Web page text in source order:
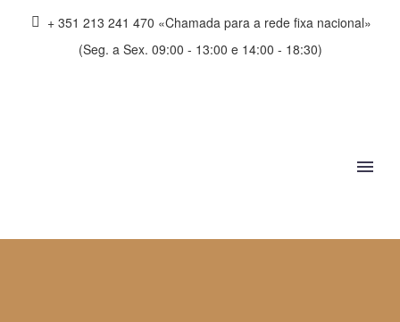
+ 351 213 241 470 «Chamada para a rede fixa nacional»
(Seg. a Sex. 09:00 - 13:00 e 14:00 - 18:30)